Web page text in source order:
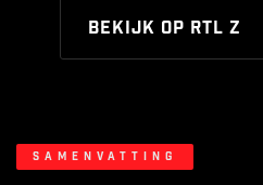
Bekijk op RTL Z
Samenvatting